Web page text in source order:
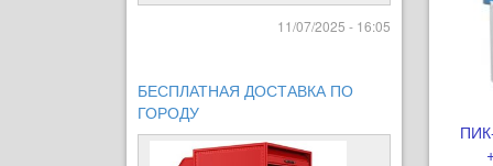
11/07/2025 - 16:05
БЕСПЛАТНАЯ ДОСТАВКА ПО
ГОРОДУ